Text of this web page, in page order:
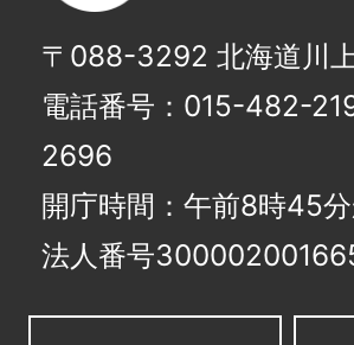
〒088-3292 北海道川
電話番号：015-482-
2696
開庁時間：午前8時45
法人番号